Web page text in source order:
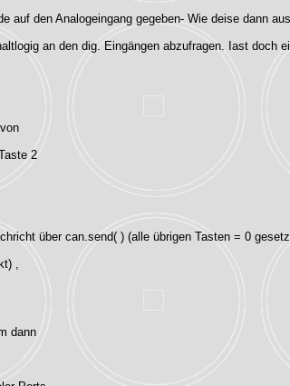
den Analogeingang gegeben- Wie deise dann
an den dig. Eingängen abzufragen. Iast doch
2
über can.send( ) (alle übrigen Tasten = 0
,
dann